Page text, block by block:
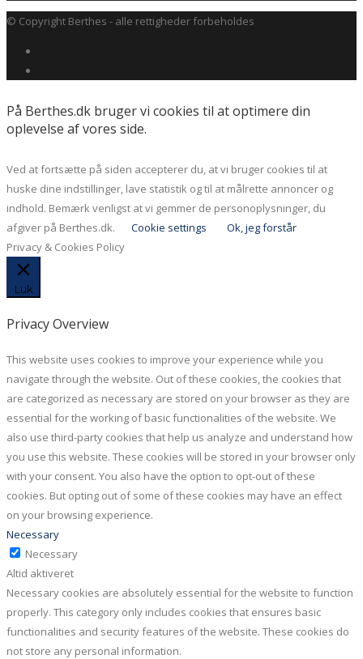
© Copyright Berthes - alle rettigheder forbeholdes
På Berthes.dk bruger vi cookies til at optimere din
oplevelse af vores side.
Ved at fortsætte på siden accepterer du, at vi bruger cookies til at
huske dine indstillinger, lave statistik og til at målrette annoncer og
indhold. Bemærk venligst at vi gemmer de personoplysninger, du
afgiver på Berthes.dk.
Cookie settings
Ok, jeg forstår
Privacy & Cookies Policy
Luk
Privacy Overview
This website uses cookies to improve your experience while you
navigate through the website. Out of these cookies, the cookies that
are categorized as necessary are stored on your browser as they are
essential for the working of basic functionalities of the website. We
also use third-party cookies that help us analyze and understand how
you use this website. These cookies will be stored in your browser only
with your consent. You also have the option to opt-out of these
cookies. But opting out of some of these cookies may have an effect
on your browsing experience.
Necessary
Necessary
Altid aktiveret
Necessary cookies are absolutely essential for the website to function
properly. This category only includes cookies that ensures basic
functionalities and security features of the website. These cookies do
not store any personal information.